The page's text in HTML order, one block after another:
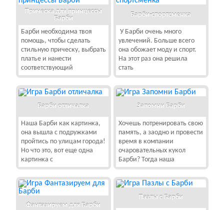
Прическа для принцессы
Барби
Барби необходима твоя
помощь, чтобы сделать
стильную прическу, выбрать
платье и нанести
соответствующий
Барби-спортсменка
У Барби очень много
увлечений. Больше всего
она обожает моду и спорт.
На этот раз она решила
стать
Барби отличалка
Наша Барби как картинка,
она вышла с подружками
пройтись по улицам города!
Но что это, вот еще одна
картинка с
Запомни Барби
Хочешь потренировать свою
память, а заодно и провести
время в компании
очаровательных кукол
Барби? Тогда наша
Фантазируем для Барби
Пазлы с Барби